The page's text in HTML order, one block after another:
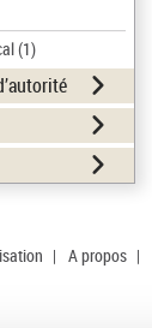
(1)
| A propos |